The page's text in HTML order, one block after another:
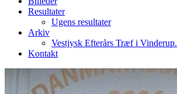
Resultater
Ugens resultater
Arkiv
Vestjysk Efterårs Træf i Vinderup.
Kontakt